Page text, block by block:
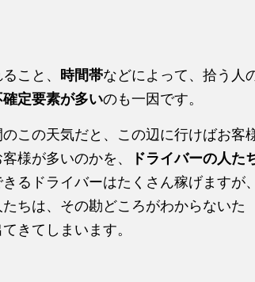
こと、 時間帯などによって、拾う人
確定要素が多いのも一因です。
この天気だと、この辺に行けばお客
様が多いのかを、
ドライバーの人た
るドライバーはたくさん稼げますが、
ちは、その勘どころがわからないた
きてしまいます。